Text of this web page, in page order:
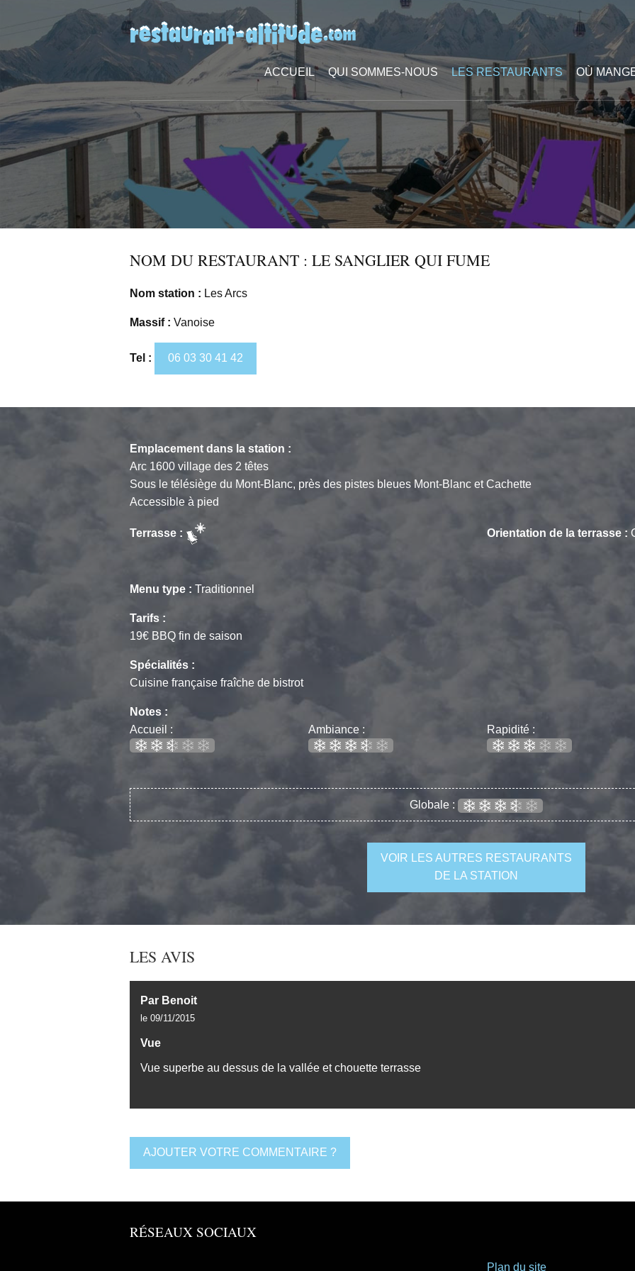
ACCUEIL QUI SOMMES-NOUS LES RESTAURANTS OÙ
NOM DU RESTAURANT : LE SANGLIER QUI FUME
Nom station : Les Arcs
Massif : Vanoise
Tel : 06 03 30 41 42
Emplacement dans la station :
Arc 1600 village des 2 têtes
Sous le télésiège du Mont-Blanc, près des pistes bleues Mont-Blanc et Cachette
Accessible à pied
Terrasse : Orientation de la terrasse :
Menu type : Traditionnel
Tarifs :
19€ BBQ fin de saison
Spécialités :
Cuisine française fraîche de bistrot
Notes :
Accueil :
Ambiance : Rapidité :
Globale :
VOIR LES AUTRES RESTAURANTS
DE LA STATION
LES AVIS
Par Benoit
le 09/11/2015
Vue
Vue superbe au dessus de la vallée et chouette terrasse
AJOUTER VOTRE COMMENTAIRE ?
RÉSEAUX SOCIAUX
Plan du site